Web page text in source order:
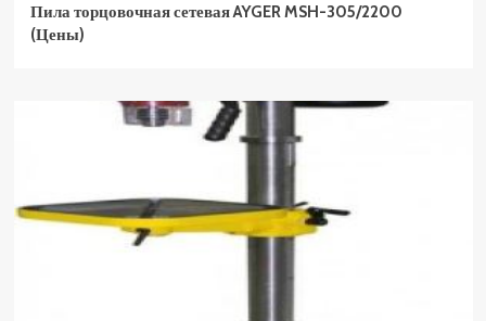
Пила торцовочная сетевая AYGER MSH-305/2200
(Цены)